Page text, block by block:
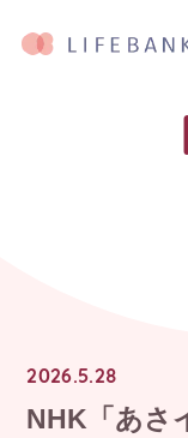
2026.5.28
NHK「あさ